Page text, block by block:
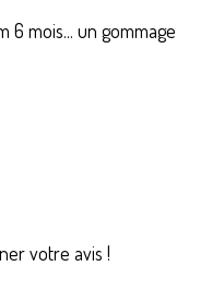
6 mois... un gommage
votre avis !